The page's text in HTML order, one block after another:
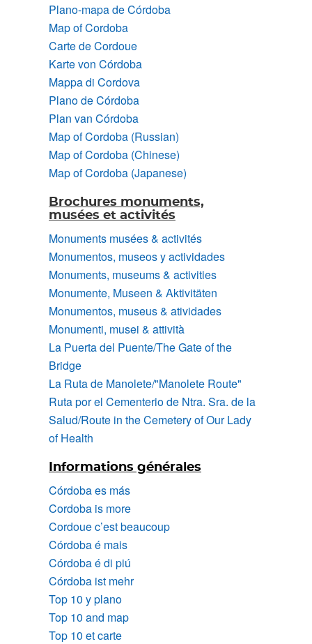
Plano-mapa de Córdoba
Map of Cordoba
Carte de Cordoue
Karte von Córdoba
Mappa di Cordova
Plano de Córdoba
Plan van Córdoba
Map of Cordoba (Russian)
Map of Cordoba (Chinese)
Map of Cordoba (Japanese)
Brochures monuments,
musées et activités
Monuments musées & activités
Monumentos, museos y actividades
Monuments, museums & activities
Monumente, Museen & Aktivitäten
Monumentos, museus & atividades
Monumenti, musei & attività
La Puerta del Puente/The Gate of the
Bridge
La Ruta de Manolete/"Manolete Route"
Ruta por el Cementerio de Ntra. Sra. de la
Salud/Route in the Cemetery of Our Lady
of Health
Informations générales
Córdoba es más
Cordoba is more
Cordoue c’est beaucoup
Córdoba é mais
Córdoba é di piú
Córdoba ist mehr
Top 10 y plano
Top 10 and map
Top 10 et carte